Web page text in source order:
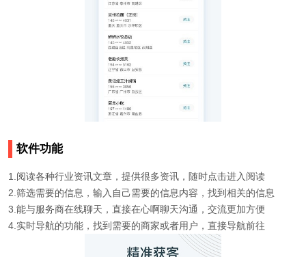
软件功能
1.阅读各种行业资讯文章，提供很多资讯，随时点击进入阅读
2.筛选需要的信息，输入自己需要的信息内容，找到相关的信息
3.能与服务商在线聊天，直接在心啊聊天沟通，交流更加方便
4.实时导航的功能，找到需要的商家或者用户，直接导航前往